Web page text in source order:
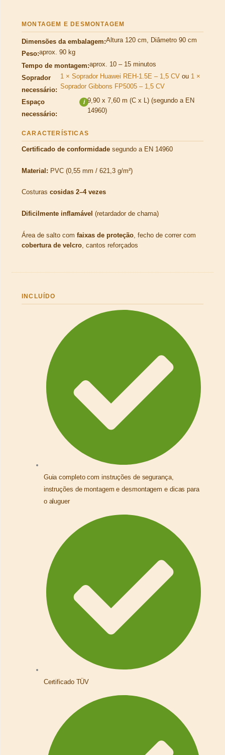
MONTAGEM E DESMONTAGEM
Dimensões da embalagem:Altura 120 cm, Diâmetro 90 cm
Peso:aprox. 90 kg
Tempo de montagem:aprox. 10 – 15 minutos
Soprador
necessário:
1 × Soprador Huawei REH-1.5E – 1,5 CV ou 1 ×
Soprador Gibbons FP5005 – 1,5 CV
Espaço
necessário:
i 9,90 x 7,60 m (C x L) (segundo a EN
14960)
CARACTERÍSTICAS
Certificado de conformidade segundo a EN 14960
Material: PVC (0,55 mm / 621,3 g/m²)
Costuras cosidas 2–4 vezes
Dificilmente inflamável (retardador de chama)
Área de salto com faixas de proteção , fecho de correr com
cobertura de velcro , cantos reforçados
INCLUÍDO
Guia completo com instruções de segurança,
instruções de montagem e desmontagem e dicas para
o aluguer
Certificado TÜV